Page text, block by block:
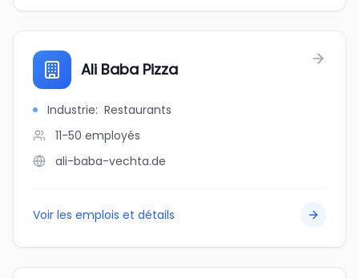
Ali Baba Pizza
Industrie: Restaurants
11-50 employés
ali-baba-vechta.de
Voir les emplois et détails